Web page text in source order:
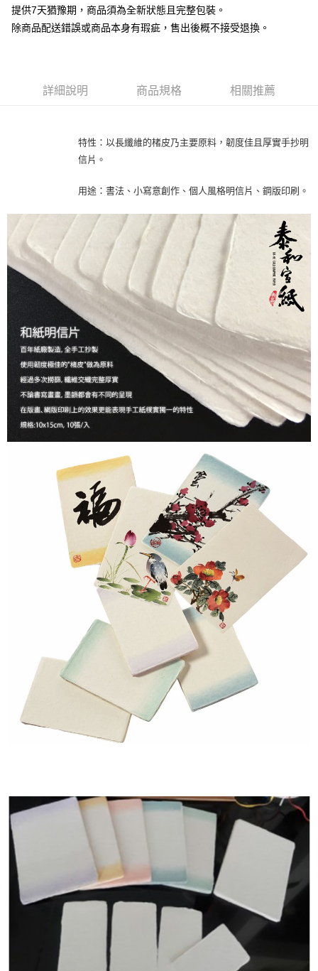
提供7天猶豫期，商品須為全新狀態且完整包裝。
除商品配送錯誤或商品本身有瑕疵，售出後概不接受退換。
詳細說明 商品規格 相關推薦
特性：以長纖維的楮皮乃主要原料，韌度佳且厚實手抄明
信片。
用途：書法、小寫意創作、個人風格明信片、鋼版印刷。